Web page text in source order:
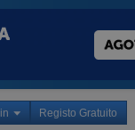
Registo Gratuito